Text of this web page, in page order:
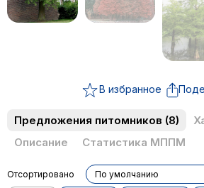
В избранное
Предложения питомников (8)
Описание
Статистика МППМ
Отсортировано По умолчанию